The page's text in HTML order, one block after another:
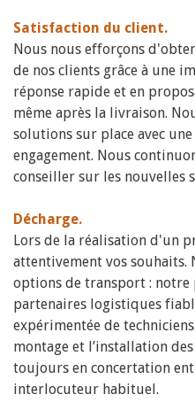
Satisfaction du client.
Nous nous efforçons
de nos clients grâce à une
réponse rapide et en
même après la livraison.
solutions sur place avec une
engagement. Nous
conseiller sur les nouvelles
Décharge.
Lors de la réalisation d'un
attentivement vos souhaits.
options de transport :
partenaires logistiques
expérimentée de
montage et l’installation
toujours en concertation
interlocuteur habituel.